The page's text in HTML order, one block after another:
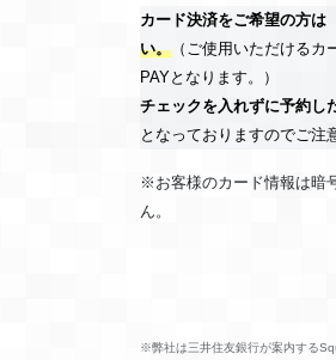
カード決済をご希望の方は
い。 （ご使用いただける
PAYとなります。）
チェックを入れずに予約し
となっておりますのでご注
※お客様のカード情報は暗
ん。
※弊社は三井住友銀行が案内する